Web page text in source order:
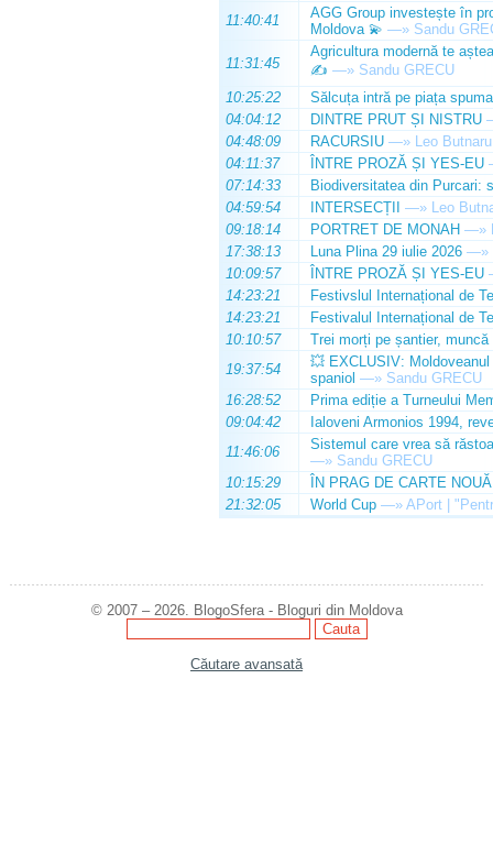
11:40:41
AGG Group investește în
Moldova 💫 —» Sandu
11:31:45
Agricultura modernă te
✍️ —» Sandu GRECU
10:25:22
Sălcuța intră pe piața
04:04:12
DINTRE PRUT ȘI NISTRU
04:48:09
RACURSIU —» Leo Butnaru
04:11:37
ÎNTRE PROZĂ ȘI YES-EU
07:14:33
Biodiversitatea din Purcari:
04:59:54
INTERSECȚII —» Leo
09:18:14
PORTRET DE MONAH —»
17:38:13
Luna Plina 29 iulie 2026 —»
10:09:57
ÎNTRE PROZĂ ȘI YES-EU
14:23:21
Festivslul Internațional de
14:23:21
Festivalul Internațional de
10:10:57
Trei morți pe șantier, muncă
19:37:54
💥 EXCLUSIV:
spaniol —» Sandu GRECU
16:28:52
Prima ediție a Turneului
09:04:42
Ialoveni Armonios 1994,
11:46:06
Sistemul care vrea să
—» Sandu GRECU
10:15:29
ÎN PRAG DE CARTE NOUĂ
21:32:05
World Cup —» APort |
© 2007 – 2026. BlogoSfera - Bloguri din Moldova
Căutare avansată